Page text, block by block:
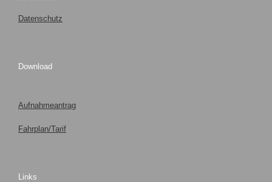
Datenschutz
Download
Aufnahmeantrag
Fahrplan/Tarif
Links